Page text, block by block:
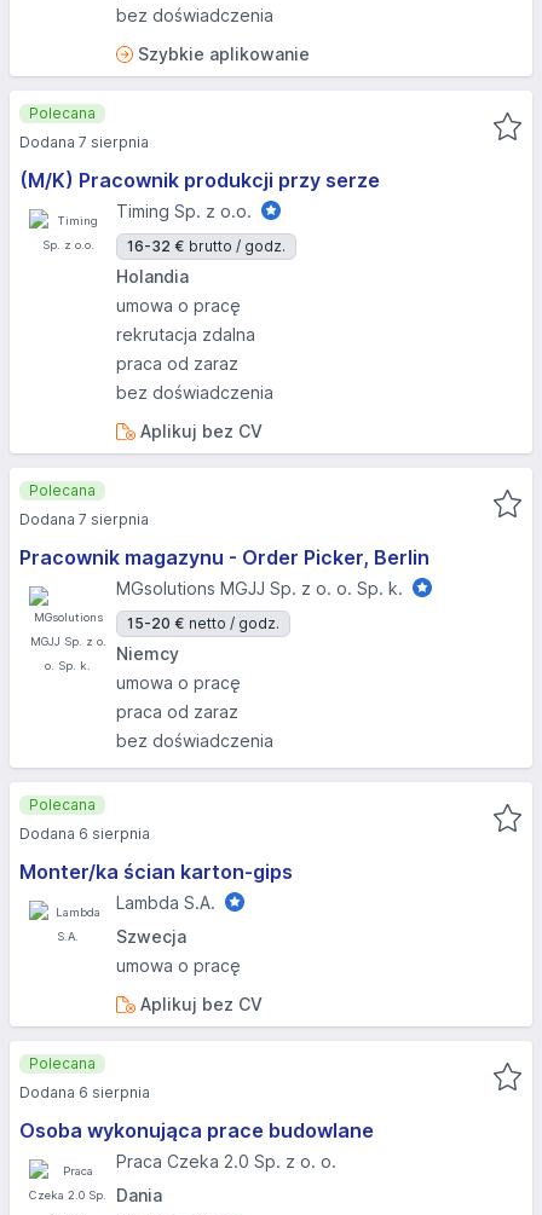
bez doświadczenia
Szybkie aplikowanie
(M/K) Pracownik produkcji przy serze
Timing Sp. z o.o.
16-32 € brutto / godz.
Holandia
umowa o pracę
rekrutacja zdalna
praca od zaraz
bez doświadczenia
Aplikuj bez CV
Polecana
Dodana 7 sierpnia
Pracownik magazynu - Order Picker, Berlin
MGsolutions MGJJ Sp. z o. o. Sp. k.
15-20 € netto / godz.
Niemcy
umowa o pracę
praca od zaraz
bez doświadczenia
Polecana
Dodana 7 sierpnia
Monter/ka ścian karton-gips
Lambda S.A.
Szwecja
umowa o pracę
Aplikuj bez CV
Polecana
Dodana 6 sierpnia
Osoba wykonująca prace budowlane
Praca Czeka 2.0 Sp. z o. o.
Dania
Polecana
Dodana 6 sierpnia